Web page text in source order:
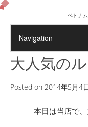
ベトナ
大人気の
Posted on 2014年5月4
本日は当店で